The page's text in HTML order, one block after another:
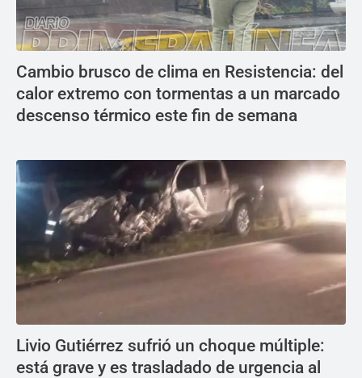
Cambio brusco de clima en Resistencia: del
calor extremo con tormentas a un marcado
descenso térmico este fin de semana
Livio Gutiérrez sufrió un choque múltiple:
está grave y es trasladado de urgencia al